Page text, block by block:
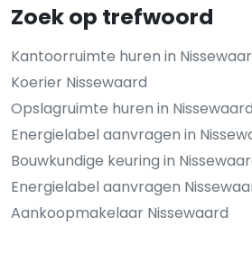
Zoek op trefwoord
Kantoorruimte huren in
Koerier Nissewaard
Opslagruimte huren in Nissewaard
Energielabel aanvragen in
Bouwkundige keuring in
Energielabel aanvragen
Aankoopmakelaar Nissewaard